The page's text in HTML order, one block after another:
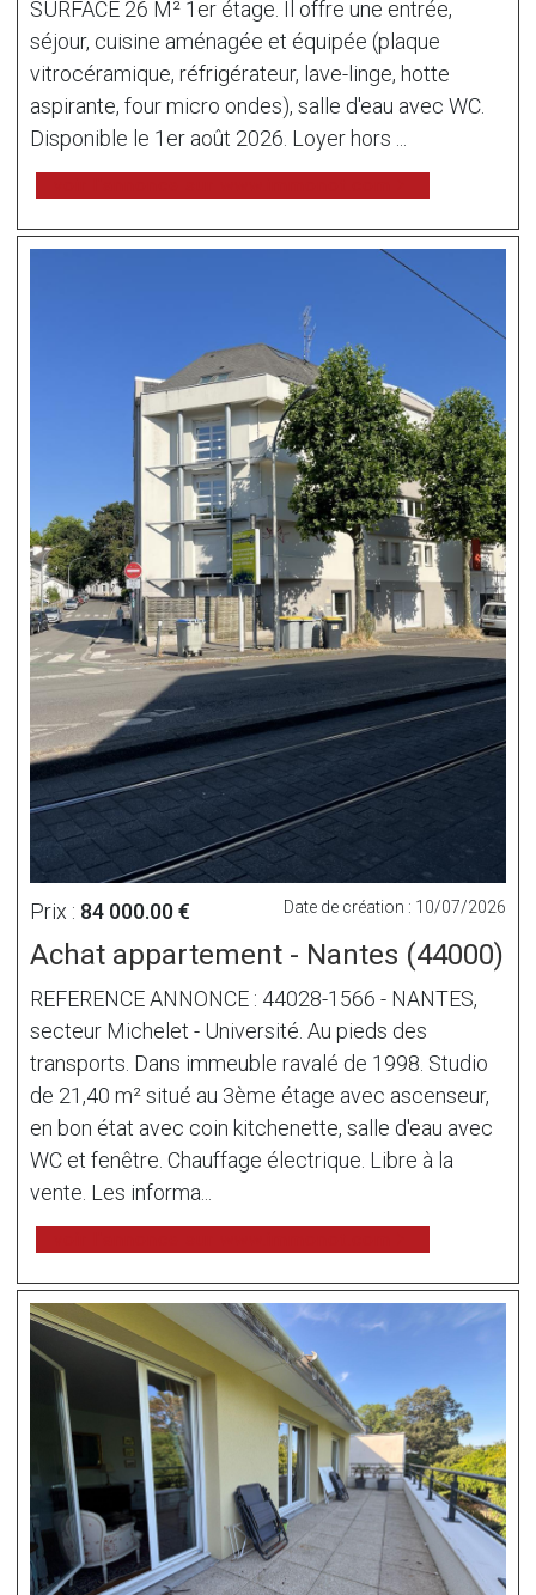
SURFACE 26 M² 1er étage. Il offre une entrée,
séjour, cuisine aménagée et équipée (plaque
vitrocéramique, réfrigérateur, lave-linge, hotte
aspirante, four micro ondes), salle d'eau avec WC.
Disponible le 1er août 2026. Loyer hors ...
Prix : 84 000.00 € Date de création : 10/07/2026
Achat appartement - Nantes (44000)
REFERENCE ANNONCE : 44028-1566 - NANTES,
secteur Michelet - Université. Au pieds des
transports. Dans immeuble ravalé de 1998. Studio
de 21,40 m² situé au 3ème étage avec ascenseur,
en bon état avec coin kitchenette, salle d'eau avec
WC et fenêtre. Chauffage électrique. Libre à la
vente. Les informa...